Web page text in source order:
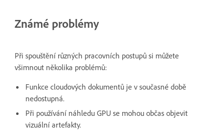
Známé problémy
Při spouštění různých pracovních postupů si můžete
všimnout několika problémů:
Funkce cloudových dokumentů je v současné době
nedostupná.
Při používání náhledu GPU se mohou občas objevit
vizuální artefakty.